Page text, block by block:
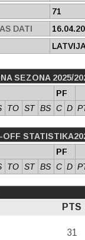
71
DATI
SEZONA 2025/
PF
TO ST BS C D
OFF
PF
TO ST BS C D
PTS
31